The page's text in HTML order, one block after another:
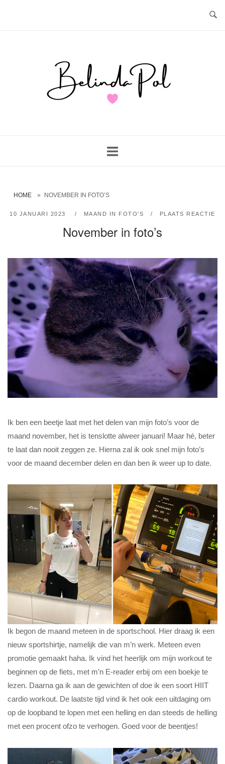
HOME » NOVEMBER IN FOTO’S
10 JANUARI 2023 MAAND IN FOTO'S PLAATS REACTIE
November in foto’s
Ik ben een beetje laat met het delen van mijn foto’s voor de
maand november, het is tenslotte alweer januari! Maar hé, beter
te laat dan nooit zeggen ze. Hierna zal ik ook snel mijn foto’s
voor de maand december delen en dan ben ik weer up to date.
Ik begon de maand meteen in de sportschool. Hier draag ik een
nieuw sportshirtje, namelijk die van m’n werk. Meteen even
promotie gemaakt haha. Ik vind het heerlijk om mijn workout te
beginnen op de fiets, met m’n E-reader erbij om een boekje te
lezen. Daarna ga ik aan de gewichten of doe ik een soort HIIT
cardio workout. De laatste tijd vind ik het ook een uitdaging om
op de loopband te lopen met een helling en dan steeds de helling
met een procent ofzo te verhogen. Goed voor de beentjes!